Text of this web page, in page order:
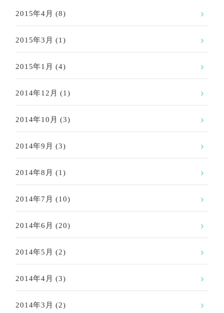
2015年4月 (8)
2015年3月 (1)
2015年1月 (4)
2014年12月 (1)
2014年10月 (3)
2014年9月 (3)
2014年8月 (1)
2014年7月 (10)
2014年6月 (20)
2014年5月 (2)
2014年4月 (3)
2014年3月 (2)